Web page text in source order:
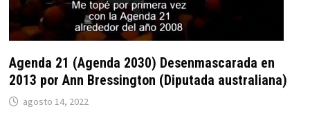
Agenda 21 (Agenda 2030) Desenmascarada en
2013 por Ann Bressington (Diputada australiana)
agosto 14, 2022